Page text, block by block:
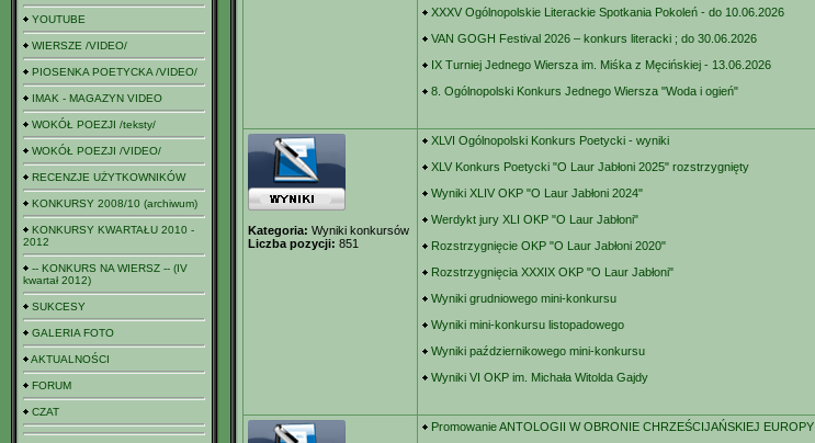
YOUTUBE
WIERSZE /VIDEO/
PIOSENKA POETYCKA /VIDEO/
IMAK - MAGAZYN VIDEO
WOKÓŁ POEZJI /teksty/
WOKÓŁ POEZJI /VIDEO/
RECENZJE UŻYTKOWNIKÓW
KONKURSY 2008/10 (archiwum)
KONKURSY KWARTAŁU 2010 -
2012
-- KONKURS NA WIERSZ -- (IV
kwartał 2012)
SUKCESY
GALERIA FOTO
AKTUALNOŚCI
FORUM
CZAT
XXXV Ogólnopolskie Literackie Spotkania Pokoleń - do 10.06.2026
VAN GOGH Festival 2026 – konkurs literacki ; do 30.06.2026
IX Turniej Jednego Wiersza im. Miśka z Męcińskiej - 13.06.2026
8. Ogólnopolski Konkurs Jednego Wiersza "Woda i ogień"
Kategoria: Wyniki konkursów
Liczba pozycji: 851
XLVI Ogólnopolski Konkurs Poetycki - wyniki
XLV Konkurs Poetycki "O Laur Jabłoni 2025" rozstrzygnięty
Wyniki XLIV OKP "O Laur Jabłoni 2024"
Werdykt jury XLI OKP "O Laur Jabłoni"
Rozstrzygnięcie OKP "O Laur Jabłoni 2020"
Rozstrzygnięcia XXXIX OKP "O Laur Jabłoni"
Wyniki grudniowego mini-konkursu
Wyniki mini-konkursu listopadowego
Wyniki październikowego mini-konkursu
Wyniki VI OKP im. Michała Witolda Gajdy
Promowanie ANTOLOGII W OBRONIE CHRZEŚCIJAŃSKIEJ EUROPY